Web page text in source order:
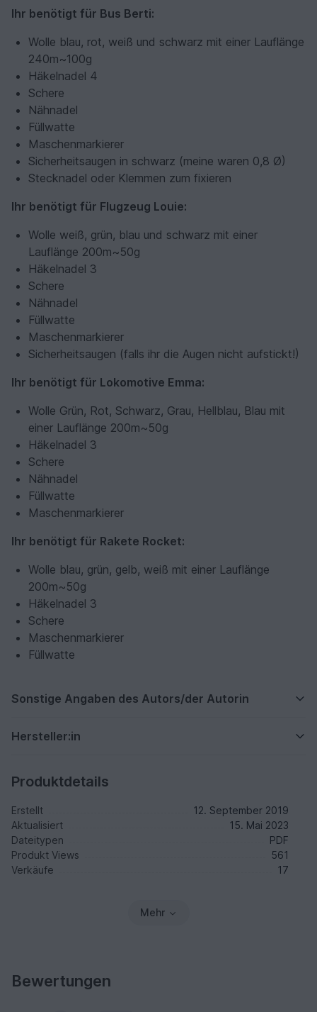
Ihr benötigt für Bus Berti:
Wolle blau, rot, weiß und schwarz mit einer Lauflänge
240m~100g
Häkelnadel 4
Schere
Nähnadel
Füllwatte
Maschenmarkierer
Sicherheitsaugen in schwarz (meine waren 0,8 Ø)
Stecknadel oder Klemmen zum fixieren
Ihr benötigt für Flugzeug Louie:
Wolle weiß, grün, blau und schwarz mit einer
Lauflänge 200m~50g
Häkelnadel 3
Schere
Nähnadel
Füllwatte
Maschenmarkierer
Sicherheitsaugen (falls ihr die Augen nicht aufstickt!)
Ihr benötigt für Lokomotive Emma:
Wolle Grün, Rot, Schwarz, Grau, Hellblau, Blau mit
einer Lauflänge 200m~50g
Häkelnadel 3
Schere
Nähnadel
Füllwatte
Maschenmarkierer
Ihr benötigt für Rakete Rocket:
Wolle blau, grün, gelb, weiß mit einer Lauflänge
200m~50g
Häkelnadel 3
Schere
Maschenmarkierer
Füllwatte
Sonstige Angaben des Autors/der Autorin
Hersteller:in
Produktdetails
Erstellt
12. September 2019
Aktualisiert
15. Mai 2023
Dateitypen
PDF
Produkt Views
561
Verkäufe
17
Mehr
Bewertungen